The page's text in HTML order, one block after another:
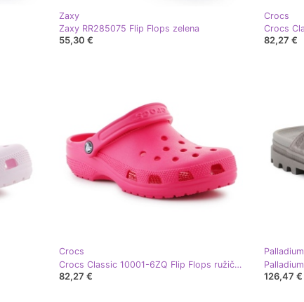
Zaxy
Zaxy RR285075 Flip Flops zelena
55,30 €
Crocs
82,27 €
Crocs
Crocs Classic 10001-6ZQ Flip Flops ružičasta
82,27 €
Palladium
126,47 €